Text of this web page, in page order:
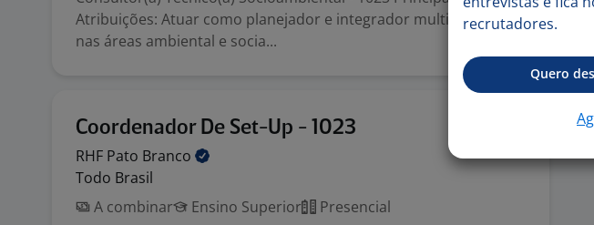
Atribuições: Atuar como planejador e integrador multidisciplinar
nas áreas ambiental e socia...
Coordenador De Set-Up - 1023
RHF Pato Branco
Todo Brasil
A combinar
Ensino Superior
Presencial
recrutadores.
Quero